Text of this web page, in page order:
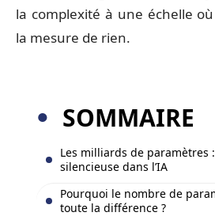
la complexité à une échelle où
la mesure de rien.
SOMMAIRE
Les milliards de paramètres
silencieuse dans l’IA
Pourquoi le nombre de
toute la différence ?